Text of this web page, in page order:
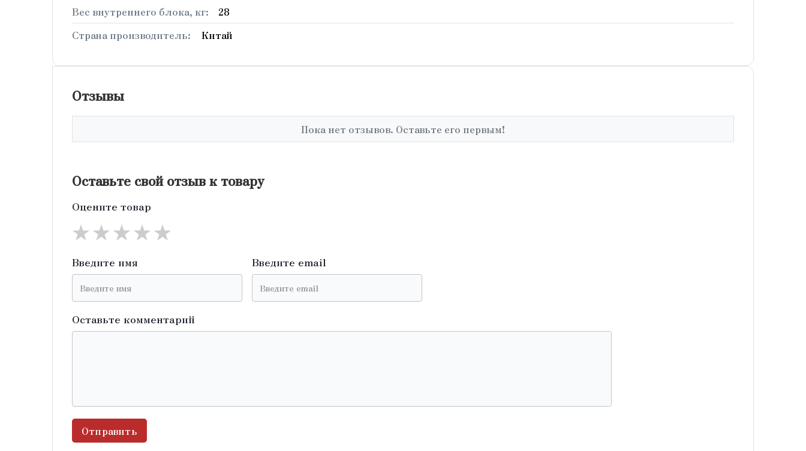
Вес внутреннего блока, кг:
28
Страна производитель:
Китай
Отзывы
Пока нет отзывов. Оставьте его первым!
Оставьте свой отзыв к товару
Оцените товар
★
★
★
★
★
Введите имя Введите email
Оставьте комментарий
Отправить